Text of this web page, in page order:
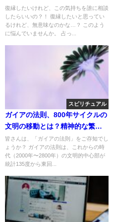
縁占い師
復縁したいけれど、この気持ちを誰に相談
したらいいの？！ 復縁したいと思ってい
るけれど、無意味なのかな…？ このよう
に悩んでいませんか。 占っ...
スピリチュアル
ガイアの法則、800年サイクルの
文明の移動とは？精神的な繁栄
を目指そうってこと。
皆さんは、「ガイアの法則」をご存知でし
ょうか？ ガイアの法則は、これからの時
代（2000年〜2800年）の文明的中心部が
統計135度から東回...